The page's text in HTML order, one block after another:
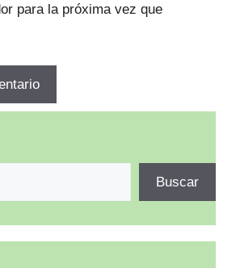
para la próxima vez que
Buscar